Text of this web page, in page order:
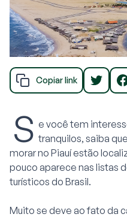
Copiar link
S e você tem
tranquilos, saiba
morar no Piauí estão
pouco aparece nas listas
turísticos do Brasil.
Muito se deve ao fato da